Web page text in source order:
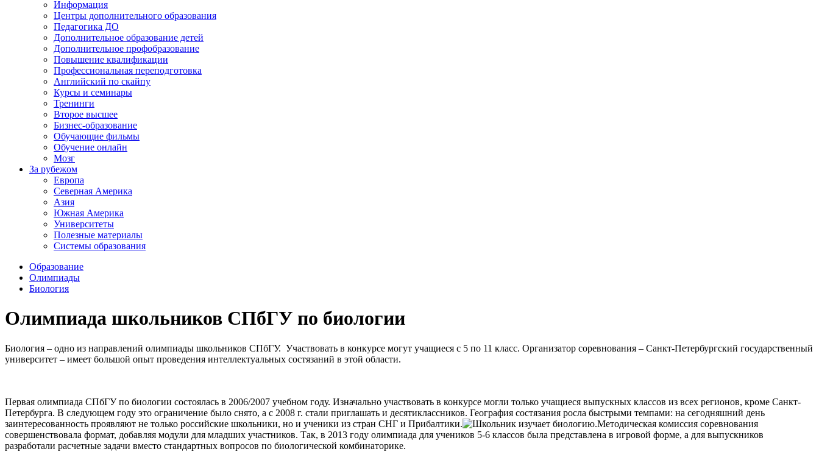
Информация
Центры дополнительного образования
Педагогика ДО
Дополнительное образование детей
Дополнительное профобразование
Повышение квалификации
Профессиональная переподготовка
Английский по скайпу
Курсы и семинары
Тренинги
Второе высшее
Бизнес-образование
Обучающие фильмы
Обучение онлайн
Мозг
За рубежом
Европа
Северная Америка
Азия
Южная Америка
Университеты
Полезные материалы
Системы образования
Образование
Олимпиады
Биология
Олимпиада школьников СПбГУ по биологии
Биология – одно из направлений олимпиады школьников СПбГУ. Участвовать в конкурсе могут учащиеся с 5 по 11 класс. Организатор соревнования – Санкт-Петербургский государственный
университет – имеет большой опыт проведения интеллектуальных состязаний в этой области.
Первая олимпиада СПбГУ по биологии состоялась в 2006/2007 учебном году. Изначально участвовать в конкурсе могли только учащиеся выпускных классов из всех регионов, кроме Санкт-
Петербурга. В следующем году это ограничение было снято, а с 2008 г. стали приглашать и десятиклассников. География состязания росла быстрыми темпами: на сегодняшний день
заинтересованность проявляют не только российские школьники, но и ученики из стран СНГ и Прибалтики.
Методическая комиссия соревнования
совершенствовала формат, добавляя модули для младших участников. Так, в 2013 году олимпиада для учеников 5-6 классов была представлена в игровой форме, а для выпускников
разработали расчетные задачи вместо стандартных вопросов по биологической комбинаторике.